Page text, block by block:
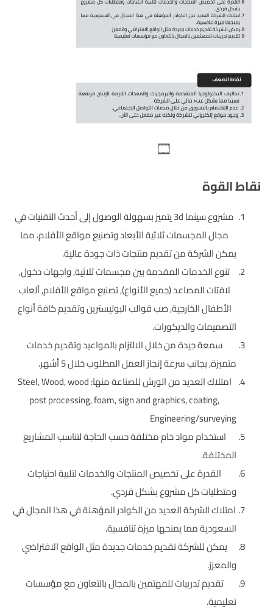
نقاط القوة
مشروع سينما 3d يتميز بسهولة الوصول إلى أحدث التقنيات في
مجال المجسمات ثلاثية الأبعاد وتصنيع مواقع الأفلام، مما
يمكن الشركة من تقديم منتجات ذات جودة عالية.
تنوع الخدمات المقدمة بين مجسمات ثلاثية, واجهات دخول,
لافتات المصاعد (جميع الأنواع), تصنيع مواقع الأفلام, ألعاب
الأطفال الخارجية, صب قوالب البوليسترين وتقديم كافة أنواع
التصميمات والديكورات.
سمعة جيدة من خلال الالتزام بالمواعيد وتقديم خدمات
متميزة, بجانب سرعة إنجاز العمل المطلوب خلال 5 أشهر.
امتلاك العديد من الورش للصناعة منها: Steel, Wood, wood
post processing, foam, sign and graphics, coating,
Engineering/surveying
استخدام مواد خام مختلفة حسب الحاجة لتناسب المشاريع
المختلفة.
القدرة على تخصيص المنتجات والخدمات لتلبية احتياجات
ومتطلبات كل مشروع بشكل فردي.
امتلاك الشركة العديد من الكوادر المؤهلة في هذا المجال في
السعودية مما يمنحها ميزة تنافسية.
يمكن للشركة تقديم خدمات جديدة مثل الواقع الافتراضي
والمعزز.
تقديم تدريبات للمهتمين بالمجال بالتعاون مع مؤسسات
تعليمية.